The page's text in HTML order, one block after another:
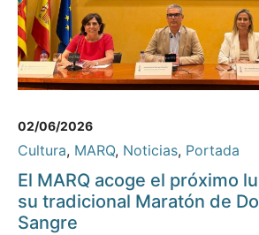
02/06/2026
Cultura, MARQ, Noticias, Portada
El MARQ acoge el próximo
su tradicional Maratón de
Sangre